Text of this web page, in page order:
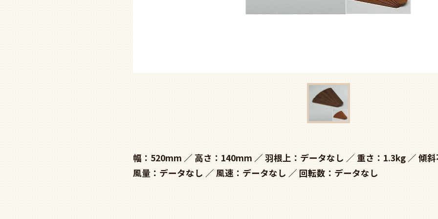
幅：520mm 高さ：140mm 羽根上：データなし 重さ：1.3kg
傾
風量：データなし
風速：データなし 回転数：データなし